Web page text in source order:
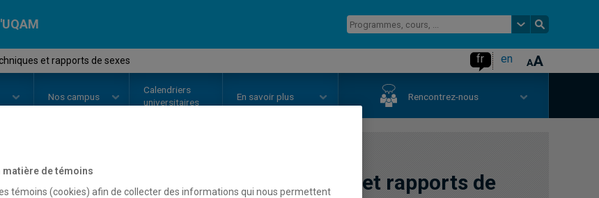
et rapports de sexes fr en
Nos campus
Calendriers
universitaires
En savoir plus Rencontrez-nous
// SOC4050 -
Sciences, techniques et rapports de
matière de témoins
témoins (cookies) afin de collecter des informations qui nous permettent